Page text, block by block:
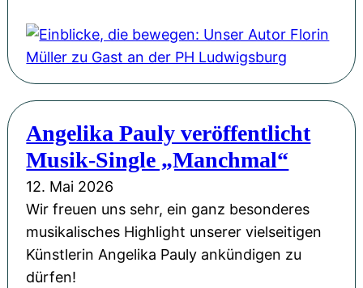
i
n
M
ü
l
l
d
a
n
k
e
n
s
p
i
e
l
n
b
l
c
k
e
,
d
i
Angelika Pauly veröffentlicht
Musik-Single „Manchmal“
12. Mai 2026
Wir freuen uns sehr, ein ganz besonderes
musikalisches Highlight unserer vielseitigen
Künstlerin Angelika Pauly ankündigen zu
dürfen!